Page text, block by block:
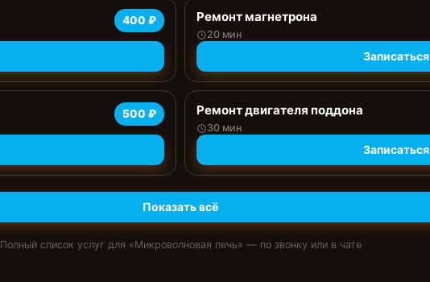
400 ₽ Ремонт магнетрона
20 мин
Записаться
500 ₽ Ремонт двигателя поддона
30 мин
Записаться
Показать всё
Полный список услуг для «Микроволновая печь» — по звонку или в чате